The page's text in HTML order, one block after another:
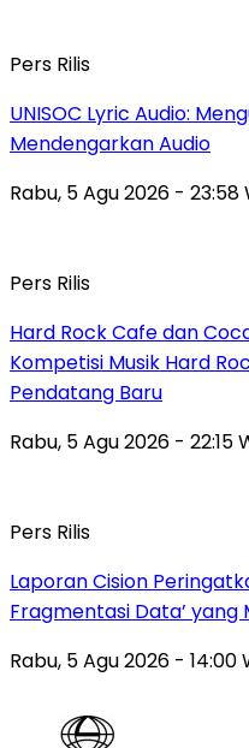
Pers Rilis
UNISOC Lyric Audio:
Mendengarkan Audio
Rabu, 5 Agu 2026 - 23:58
Pers Rilis
Hard Rock Cafe dan
Kompetisi Musik Hard
Pendatang Baru
Rabu, 5 Agu 2026 - 22:15
Pers Rilis
Laporan Cision
Fragmentasi Data’ yang
Rabu, 5 Agu 2026 - 14:00